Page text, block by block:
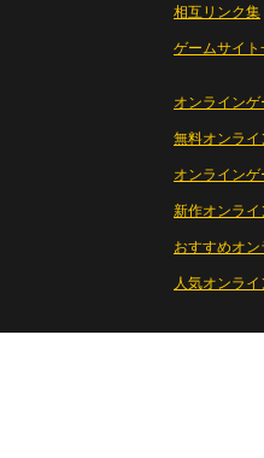
相互リンク集
ゲームサイト
オンラインゲ
無料オンライ
オンライン
新作オンライ
おすすめオ
人気オンラ